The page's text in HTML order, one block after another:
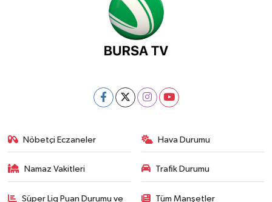
Nöbetçi Eczaneler Hava Durumu
Namaz Vakitleri Trafik Durumu
Süper Lig Puan Durumu ve Tüm Manşetler